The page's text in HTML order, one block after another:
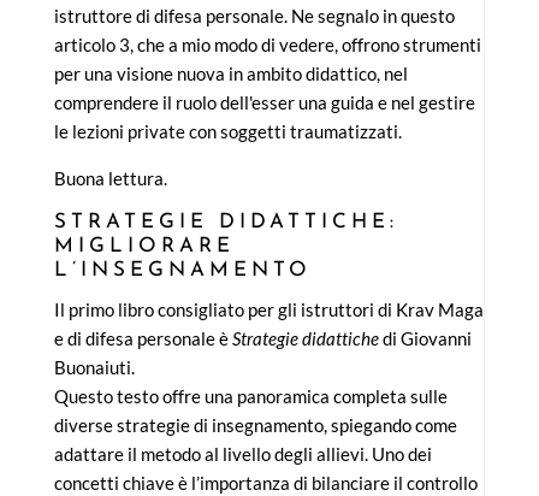
istruttore di difesa personale. Ne segnalo in questo
articolo 3, che a mio modo di vedere, offrono strumenti
per una visione nuova in ambito didattico, nel
comprendere il ruolo dell'esser una guida e nel gestire
le lezioni private con soggetti traumatizzati.
Buona lettura.
STRATEGIE DIDATTICHE:
MIGLIORARE
L’INSEGNAMENTO
Il primo libro consigliato per gli istruttori di Krav Maga
e di difesa personale èStrategie didattichedi Giovanni
Buonaiuti.
Questo testo offre una panoramica completa sulle
diverse strategie di insegnamento, spiegando come
adattare il metodo al livello degli allievi. Uno dei
concetti chiave è l’importanza di bilanciare il controllo